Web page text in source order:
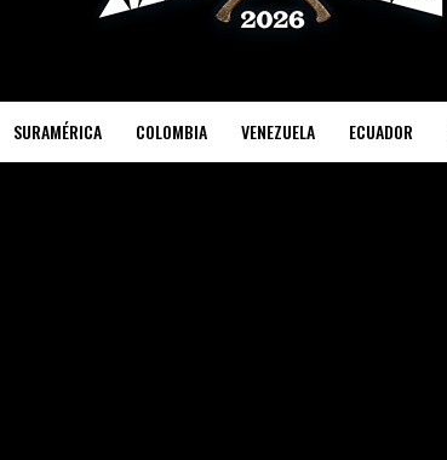
SURAMÉRICA COLOMBIA VENEZUELA ECUADOR